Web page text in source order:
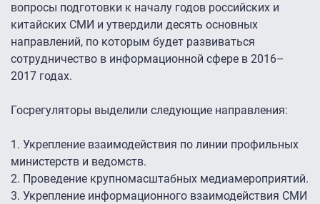
вопросы подготовки к началу годов российских и
китайских СМИ и утвердили десять основных
направлений, по которым будет развиваться
сотрудничество в информационной сфере в 2016–
2017 годах.
Госрегуляторы выделили следующие направления:
1. Укрепление взаимодействия по линии профильных
министерств и ведомств.
2. Проведение крупномасштабных медиамероприятий.
3. Укрепление информационного взаимодействия СМИ